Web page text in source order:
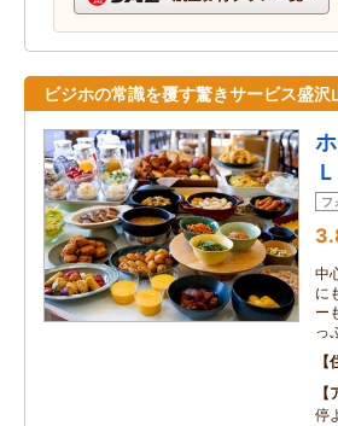
ビジホの常識を覆す驚きサービス盛
フ
中
に
ー
っ
停